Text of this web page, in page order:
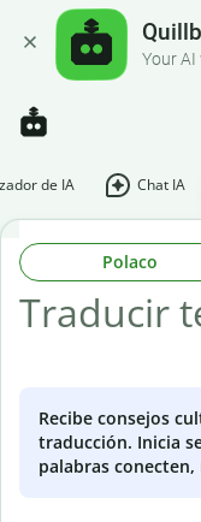
Your
de IA Chat IA
Polaco
Recibe consejos
traducción. Inicia
palabras